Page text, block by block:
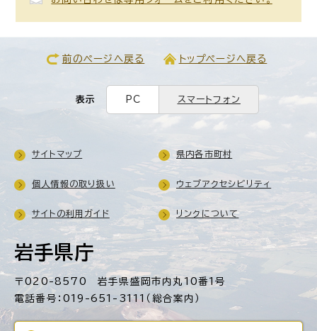
前のページへ戻る トップページへ戻る
表示 PC スマートフォン
岩手県庁
〒020-8570 岩手県盛岡市内丸10番1号
電話番号：019-651-3111（総合案内）
サイトマップ 県内各市町村
個人情報の取り扱い ウェブアクセシビリティ
サイトの利用ガイド リンクについて